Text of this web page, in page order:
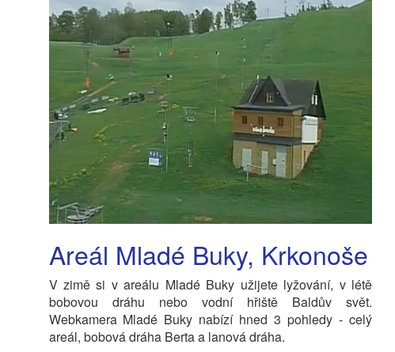
Areál Mladé Buky, Krkonoše
V zimě si v areálu Mladé Buky užijete lyžování, v létě
bobovou dráhu nebo vodní hřiště Baldův svět.
Webkamera Mladé Buky nabízí hned 3 pohledy - celý
areál, bobová dráha Berta a lanová dráha.